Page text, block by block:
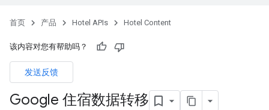
首页 产品 Hotel APIs Hotel Content
该内容对您有帮助吗？
发送反馈
Google 住宿数据转移